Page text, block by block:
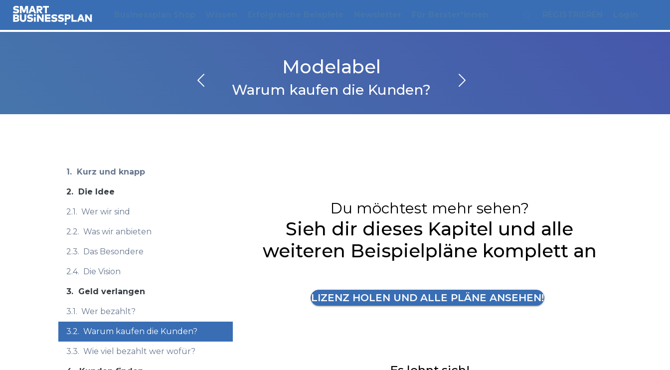
Modelabel
Warum kaufen die Kunden?
1. Kurz und knapp
2. Die Idee
2.1. Wer wir sind
2.2. Was wir anbieten
2.3. Das Besondere
2.4. Die Vision
3. Geld verlangen
3.1. Wer bezahlt?
3.2. Warum kaufen die Kunden?
3.3. Wie viel bezahlt wer wofür?
Du möchtest mehr sehen?
Sieh dir dieses Kapitel und alle
weiteren Beispielpläne komplett an
LIZENZ HOLEN UND ALLE PLÄNE ANSEHEN!